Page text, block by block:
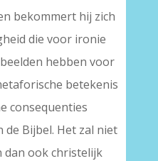
bekommert hij zich
die voor ironie
hebben voor
betekenis
consequenties
Bijbel. Het zal niet
dan ook christelijk